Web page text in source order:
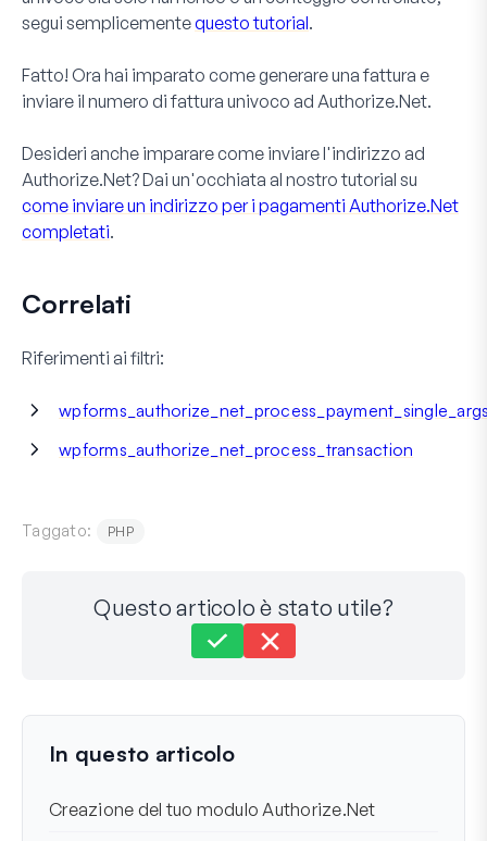
segui semplicementequesto tutorial.
Fatto! Ora hai imparato come generare una fattura e
inviare il numero di fattura univoco ad Authorize.Net.
Desideri anche imparare come inviare l'indirizzo ad
Authorize.Net? Dai un'occhiata al nostro tutorial su
come inviare un indirizzo per i pagamenti Authorize.Net
completati.
Correlati
Riferimenti ai filtri:
wpforms_authorize_net_process_transaction
Taggato: PHP
Questo articolo è stato utile?
Ultimo aggiornamento: 11 dic 2024
In questo articolo
Creazione del tuo modulo Authorize.Net